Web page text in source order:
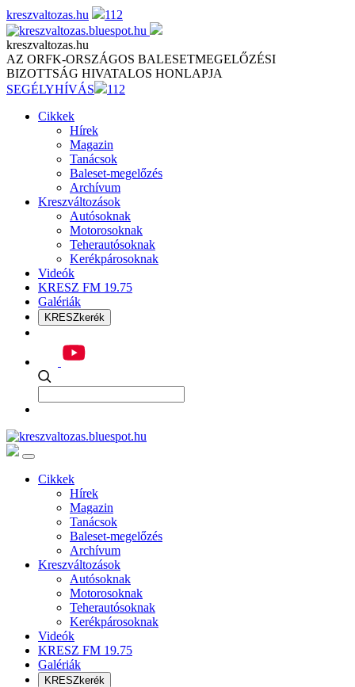
Skip
to
content
kreszvaltozas.hu 112
kreszvaltozas.hu
AZ ORFK-ORSZÁGOS BALESETMEGELŐZÉSI
BIZOTTSÁG HIVATALOS HONLAPJA
SEGÉLYHÍVÁS
112
Cikkek
Hírek
Magazin
Tanácsok
Baleset-megelőzés
Archívum
Kreszváltozások
Autósoknak
Motorosoknak
Teherautósoknak
Kerékpárosoknak
Videók
KRESZ FM 19.75
Galériák
KRESZkerék
Cikkek
Hírek
Magazin
Tanácsok
Baleset-megelőzés
Archívum
Kreszváltozások
Autósoknak
Motorosoknak
Teherautósoknak
Kerékpárosoknak
Videók
KRESZ FM 19.75
Galériák
KRESZkerék